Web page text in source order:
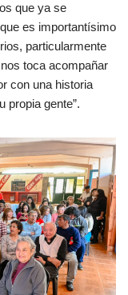
que ya se
es importantísimo
particularmente
toca acompañar
con una historia
propia gente”.